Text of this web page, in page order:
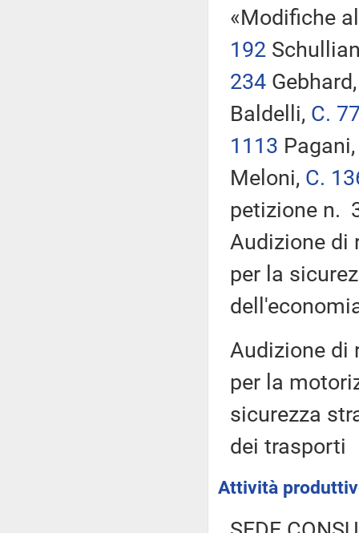
«Modifiche
192
234
Baldelli, C.
1113
Meloni, C.
petizione n.
Audizione di
per la
Audizione di
per la
sicurezza
dei trasporti
Attività